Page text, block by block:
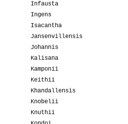
Infausta
Ingens
Isacantha
Jansenvillensis
Johannis
Kalisana
Kamponii
Keithii
Khandallensis
Knobelii
Knuthii